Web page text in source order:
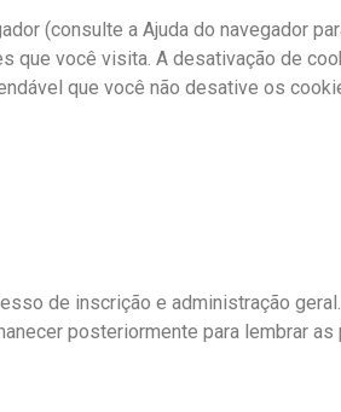
(consulte a Ajuda do navegador
você visita. A desativação de
que você não desative os
de inscrição e administração
posteriormente para lembrar